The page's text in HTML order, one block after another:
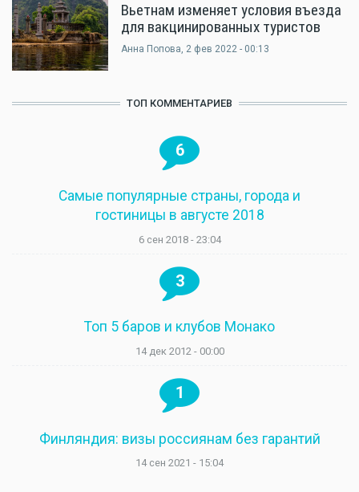
Вьетнам изменяет условия въезда
для вакцинированных туристов
Анна Попова, 2 фев 2022 - 00:13
ТОП КОММЕНТАРИЕВ
6
Самые популярные страны, города и
гостиницы в августе 2018
6 сен 2018 - 23:04
3
Топ 5 баров и клубов Монако
14 дек 2012 - 00:00
1
Финляндия: визы россиянам без гарантий
14 сен 2021 - 15:04